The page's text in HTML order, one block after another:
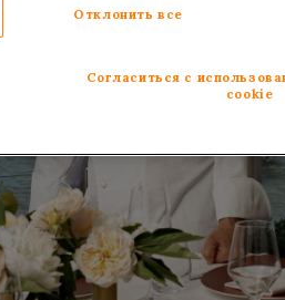
Отклонить все
Согласиться с
cookie